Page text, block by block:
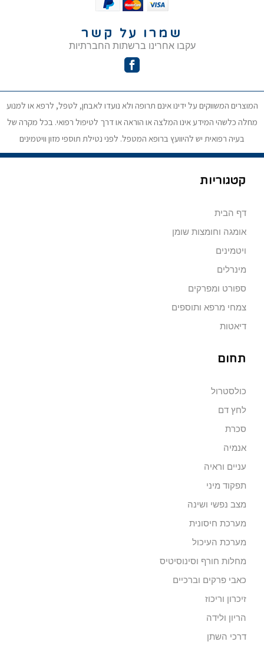
שמרו על קשר
עקבו אחרינו ברשתות החברתיות
המוצרים המשווקים על ידינו אינם תרופה ולא נועדו לאבחן, לטפל, לרפא או למנוע
מחלה כלשהי המידע אינו המלצה או הוראה או דרך לטיפול רפואי. בכל מקרה של
בעיה רפואית יש להיוועץ ברופא המטפל. לפני נטילת תוספי מזון וויטמינים
קטגוריות
דף הבית
אומגה וחומצות שומן
ויטמינים
מינרלים
ספורט ומפרקים
צמחי מרפא ותוספים
דיאטות
תחום
כולסטרול
לחץ דם
סכרת
אנמיה
עניים וראיה
תפקוד מיני
מצב נפשי ושינה
מערכת חיסונית
מערכת העיכול
מחלות חורף וסינוסיטיס
כאבי פרקים וברכיים
זיכרון וריכוז
הריון ולידה
דרכי השתן